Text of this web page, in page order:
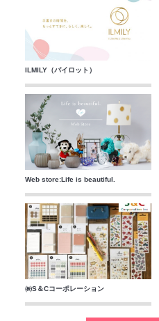
ILMILY（パイロット）
Web store:Life is beautiful.
㈱S＆Cコーポレーション